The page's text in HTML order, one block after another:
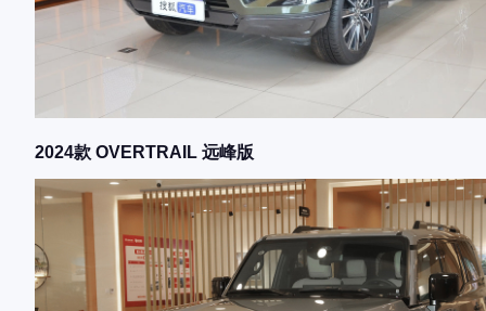
2024款 OVERTRAIL 远峰版